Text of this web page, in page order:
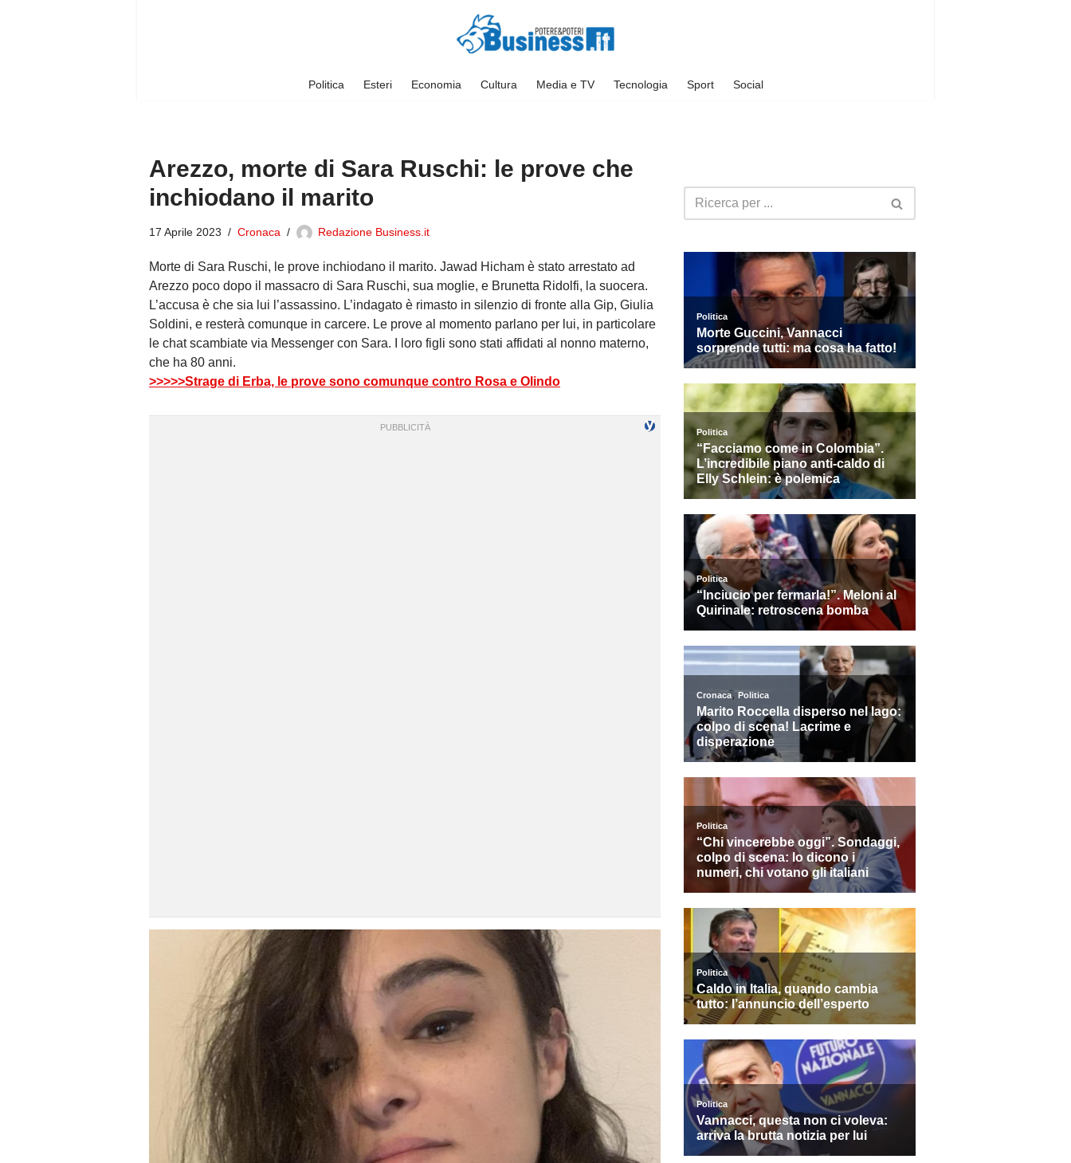
Politica Esteri Economia Cultura Media e TV Tecnologia Sport Social
Arezzo, morte di Sara Ruschi: le prove che
inchiodano il marito
17 Aprile 2023 Cronaca Redazione Business.it
Morte di Sara Ruschi, le prove inchiodano il marito. Jawad Hicham è stato arrestato ad
Arezzo poco dopo il massacro di Sara Ruschi, sua moglie, e Brunetta Ridolfi, la suocera.
L’accusa è che sia lui l’assassino. L’indagato è rimasto in silenzio di fronte alla Gip, Giulia
Soldini, e resterà comunque in carcere. Le prove al momento parlano per lui, in particolare
le chat scambiate via Messenger con Sara. I loro figli sono stati affidati al nonno materno,
che ha 80 anni.
>>>>>Strage di Erba, le prove sono comunque contro Rosa e Olindo